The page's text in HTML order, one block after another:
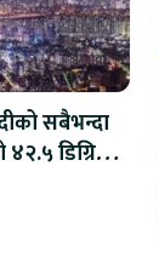
सबैभन्दा
डिग्रि